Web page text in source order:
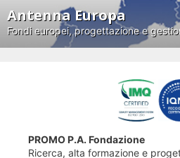
Antenna Europa
Fondi europei, progettazione e
PROMO P.A. Fondazione
Ricerca, alta formazione e